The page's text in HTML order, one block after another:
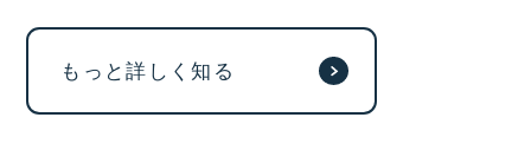
もっと詳しく知る